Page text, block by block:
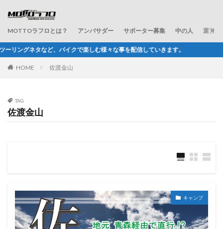
MOTTOラフロとは？ アンバサダー サポーター募集 中の人 運営会
クで楽しむ様々な事を配信していきます。
HOME 佐渡金山
TAG
佐渡金山
キャンプ